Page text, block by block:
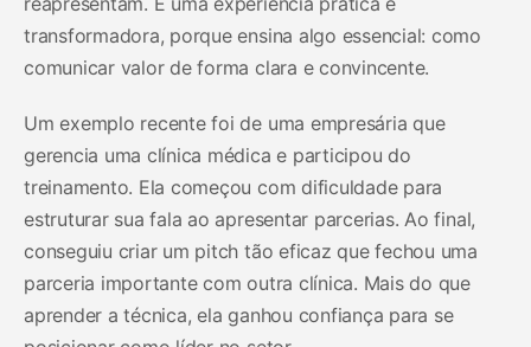
transformadora, porque ensina algo essencial: como
comunicar valor de forma clara e convincente.
Um exemplo recente foi de uma empresária que
gerencia uma clínica médica e participou do
treinamento. Ela começou com dificuldade para
estruturar sua fala ao apresentar parcerias. Ao final,
conseguiu criar um pitch tão eficaz que fechou uma
parceria importante com outra clínica. Mais do que
aprender a técnica, ela ganhou confiança para se